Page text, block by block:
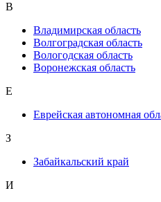
В
Владимирская область
Волгоградская область
Вологодская область
Воронежская область
Е
Еврейская автономная
З
Забайкальский край
И